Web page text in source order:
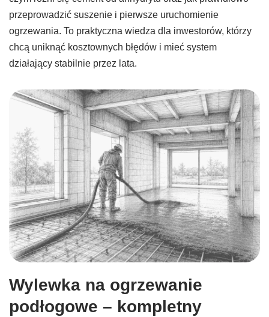
przeprowadzić suszenie i pierwsze uruchomienie
ogrzewania. To praktyczna wiedza dla inwestorów, którzy
chcą uniknąć kosztownych błędów i mieć system
działający stabilnie przez lata.
Wylewka na ogrzewanie
podłogowe – kompletny